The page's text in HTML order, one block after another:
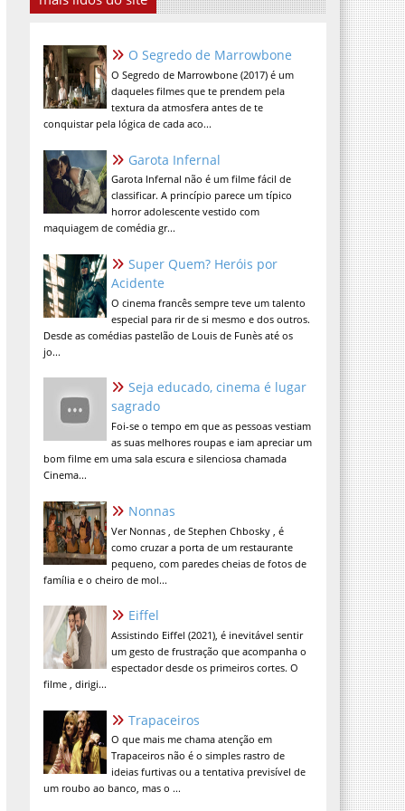
O Segredo de Marrowbone
O Segredo de Marrowbone (2017) é um
daqueles filmes que te prendem pela
textura da atmosfera antes de te
conquistar pela lógica de cada aco...
Garota Infernal
Garota Infernal não é um filme fácil de
classificar. A princípio parece um típico
horror adolescente vestido com
maquiagem de comédia gr...
Super Quem? Heróis por
Acidente
O cinema francês sempre teve um talento
especial para rir de si mesmo e dos outros.
Desde as comédias pastelão de Louis de Funès até os
jo...
Seja educado, cinema é lugar
sagrado
Foi-se o tempo em que as pessoas vestiam
as suas melhores roupas e iam apreciar um
bom filme em uma sala escura e silenciosa chamada
Cinema...
Nonnas
Ver Nonnas , de Stephen Chbosky , é
como cruzar a porta de um restaurante
pequeno, com paredes cheias de fotos de
família e o cheiro de mol...
Eiffel
Assistindo Eiffel (2021), é inevitável sentir
um gesto de frustração que acompanha o
espectador desde os primeiros cortes. O
filme , dirigi...
Trapaceiros
O que mais me chama atenção em
Trapaceiros não é o simples rastro de
ideias furtivas ou a tentativa previsível de
um roubo ao banco, mas o ...